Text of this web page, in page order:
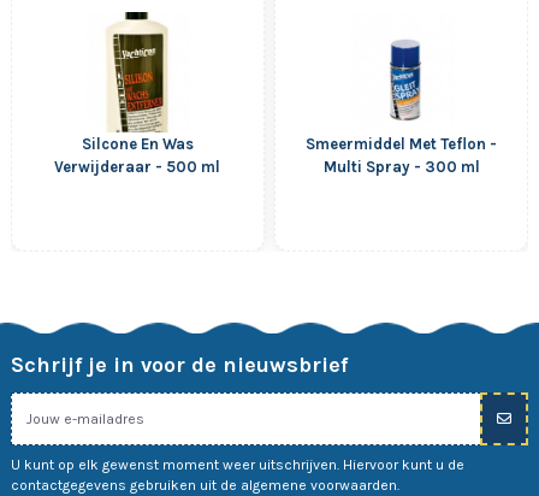
Silcone En Was
Verwijderaar - 500 ml
Smeermiddel Met Teflon -
Multi Spray - 300 ml
Schrijf je in voor de nieuwsbrief
U kunt op elk gewenst moment weer uitschrijven. Hiervoor kunt u de
contactgegevens gebruiken uit de algemene voorwaarden.